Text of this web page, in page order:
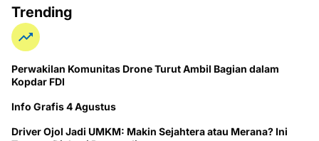
Trending
Perwakilan Komunitas Drone Turut Ambil Bagian dalam
Kopdar FDI
Info Grafis 4 Agustus
Driver Ojol Jadi UMKM: Makin Sejahtera atau Merana? Ini